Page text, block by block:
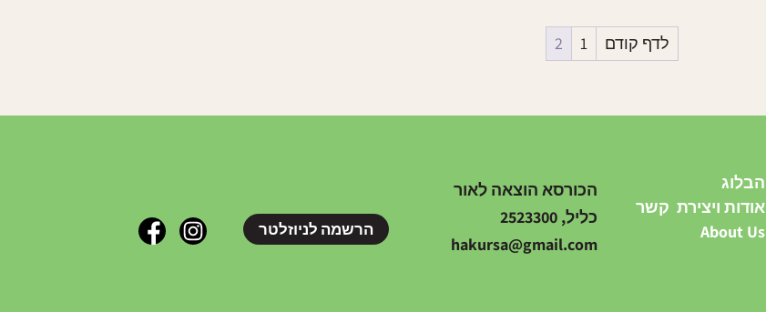
לדף קודם 1
2
הכורסא הוצאה לאור
כליל, 2523300
hakursa@gmail.com
הרשמה לניוזלטר
הבלוג
אודות ויצירת קשר
About Us